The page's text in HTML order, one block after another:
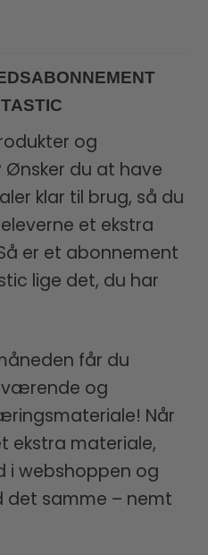
og
Ønsker du at have
klar til brug, så du
et ekstra
er et abonnement
lige det, du har
får du
og
Når
ekstra materiale,
i webshoppen og
samme – nemt